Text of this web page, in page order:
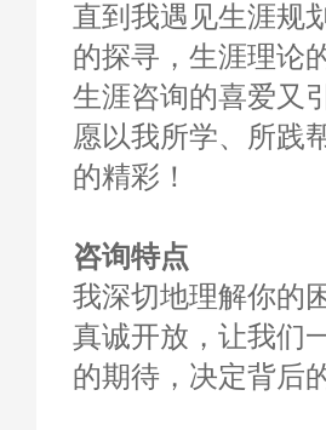
直到我遇见生涯规
的探寻，生涯理论
生涯咨询的喜爱又
愿以我所学、所践
的精彩！
咨询特点
我深切地理解你的
真诚开放，让我们
的期待，决定背后